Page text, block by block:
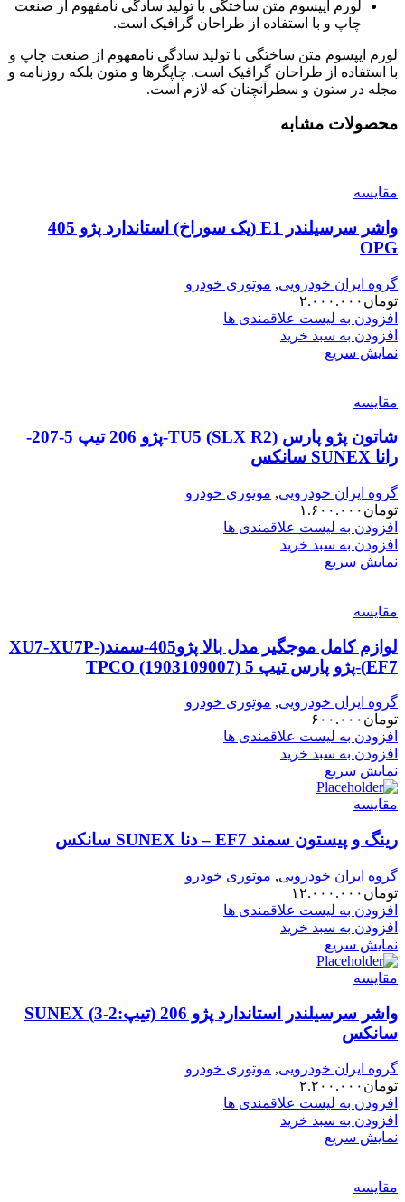
لورم ایپسوم متن ساختگی با تولید سادگی نامفهوم از صنعت
چاپ و با استفاده از طراحان گرافیک است.
لورم ایپسوم متن ساختگی با تولید سادگی نامفهوم از صنعت چاپ و
با استفاده از طراحان گرافیک است. چاپگرها و متون بلکه روزنامه و
مجله در ستون و سطرآنچنان که لازم است.
محصولات مشابه
مقایسه
واشر سرسیلندر E1 (یک سوراخ) استاندارد پژو 405
OPG
گروه ایران خودرویی, موتوری خودرو
تومان ۲.۰۰۰.۰۰۰
افزودن به لیست علاقمندی ها
افزودن به سبد خرید
نمایش سریع
مقایسه
شاتون پژو پارس (SLX R2) TU5-پژو 206 تیپ 5-207-
رانا SUNEX سانکس
گروه ایران خودرویی, موتوری خودرو
تومان ۱.۶۰۰.۰۰۰
افزودن به لیست علاقمندی ها
افزودن به سبد خرید
نمایش سریع
مقایسه
لوازم کامل موجگیر مدل بالا پژو405-سمند(XU7-XU7P-
EF7)-پژو پارس تیپ 5 TPCO (1903109007)
گروه ایران خودرویی, موتوری خودرو
تومان ۶۰۰.۰۰۰
افزودن به لیست علاقمندی ها
افزودن به سبد خرید
نمایش سریع
مقایسه
رینگ و پیستون سمند EF7 – دنا SUNEX سانکس
گروه ایران خودرویی, موتوری خودرو
تومان ۱۲.۰۰۰.۰۰۰
افزودن به لیست علاقمندی ها
افزودن به سبد خرید
نمایش سریع
مقایسه
واشر سرسیلندر استاندارد پژو 206 (تیپ:2-3) SUNEX
سانکس
گروه ایران خودرویی, موتوری خودرو
تومان ۲.۲۰۰.۰۰۰
افزودن به لیست علاقمندی ها
افزودن به سبد خرید
نمایش سریع
مقایسه